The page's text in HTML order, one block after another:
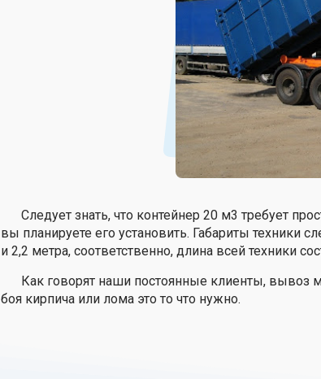
Следует знать, что контейнер 20 м3 требует
вы планируете его установить. Габариты
и 2,2 метра, соответственно, длина всей техники
Как говорят наши постоянные клиенты, вывоз
боя кирпича или лома это то что нужно.